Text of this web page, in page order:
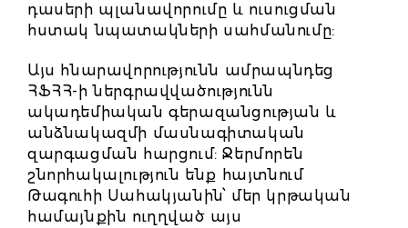
դասերի պլանավորումը և ուսուցման
հստակ նպատակների սահմանումը:
Այս հնարավորությունն ամրապնդեց
ՀՖՀՀ-ի ներգրավվածությունն
ակադեմիական գերազանցության և
անձնակազմի մասնագիտական ​​
զարգացման հարցում: Ջերմորեն
շնորհակալություն ենք հայտնում
Թագուհի Սահակյանին՝ մեր կրթական
համայնքին ուղղված այս